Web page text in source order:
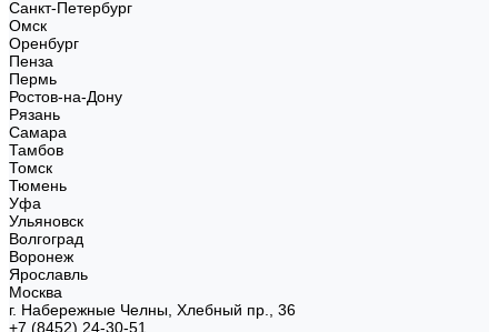
Санкт-Петербург
Омск
Оренбург
Пенза
Пермь
Ростов-на-Дону
Рязань
Самара
Тамбов
Томск
Тюмень
Уфа
Ульяновск
Волгоград
Воронеж
Ярославль
Москва
г. Набережные Челны, Хлебный пр., 36
+7 (8452) 24-30-51